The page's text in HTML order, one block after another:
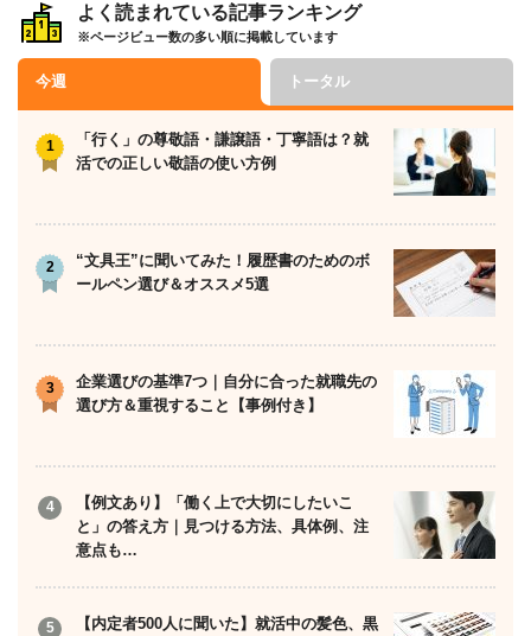
よく読まれている記事ランキング
※ページビュー数の多い順に掲載しています
今週 トータル
「行く」の尊敬語・謙譲語・丁寧語は？就
活での正しい敬語の使い方例
“文具王”に聞いてみた！履歴書のためのボ
ールペン選び＆オススメ5選
企業選びの基準7つ｜自分に合った就職先の
選び方＆重視すること【事例付き】
【例文あり】「働く上で大切にしたいこ
と」の答え方｜見つける方法、具体例、注
意点も…
【内定者500人に聞いた】就活中の髪色、黒